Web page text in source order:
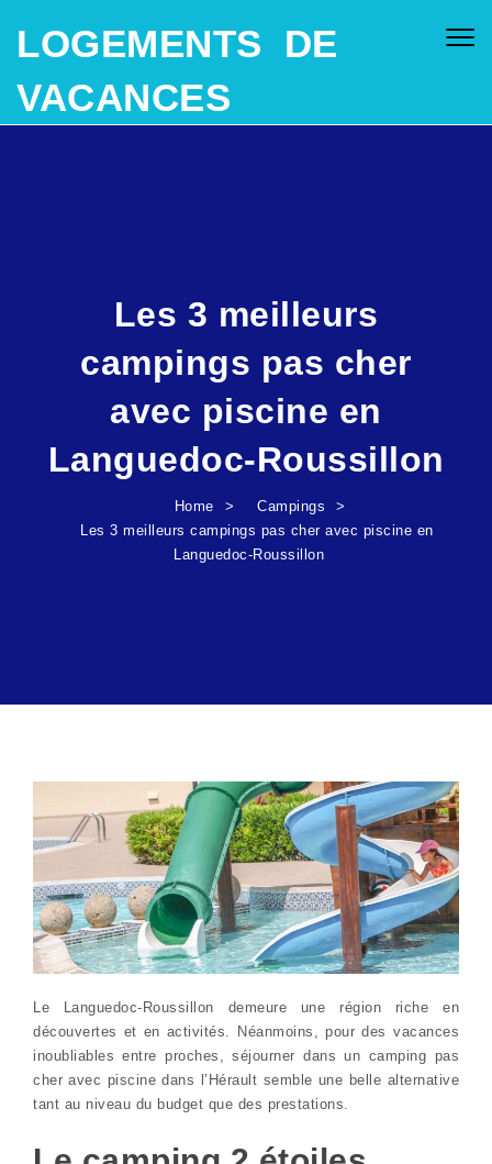
LOGEMENTS DE
VACANCES
Les 3 meilleurs
campings pas cher
avec piscine en
Languedoc-Roussillon
Home
Campings
Les 3 meilleurs campings pas cher avec piscine en
Languedoc-Roussillon
Le Languedoc-Roussillon demeure une région riche en
découvertes et en activités. Néanmoins, pour des vacances
inoubliables entre proches, séjourner dans un camping pas
cher avec piscine dans l’Hérault semble une belle alternative
tant au niveau du budget que des prestations.